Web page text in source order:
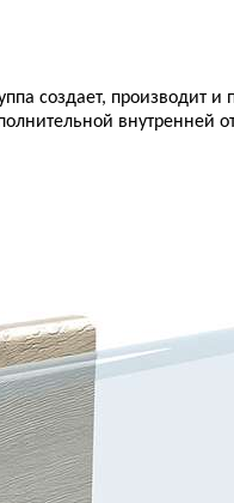
создает, производит
внутренней